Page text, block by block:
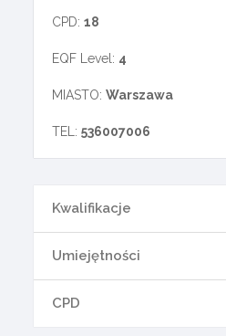
CPD:18
EQF Level: 4
MIASTO:Warszawa
TEL:536007006
Kwalifikacje
Umiejętności
CPD